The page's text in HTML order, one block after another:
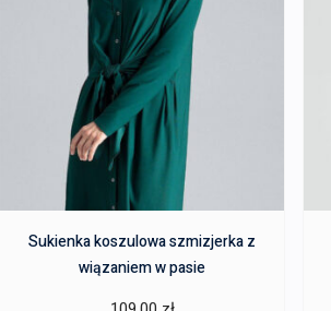
Sukienka koszulowa szmizjerka z
wiązaniem w pasie